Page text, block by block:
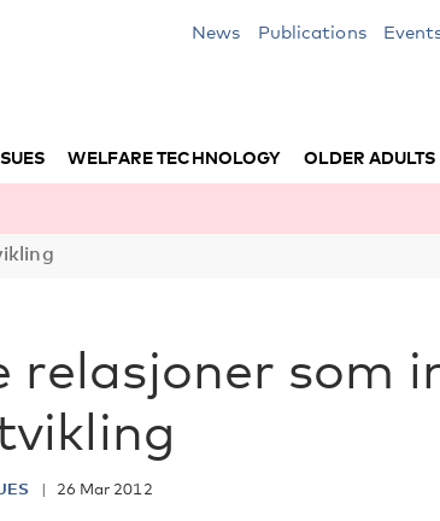
News Publications
WELFARE TECHNOLOGY OLDER ADULTS
relasjoner som
26 Mar 2012